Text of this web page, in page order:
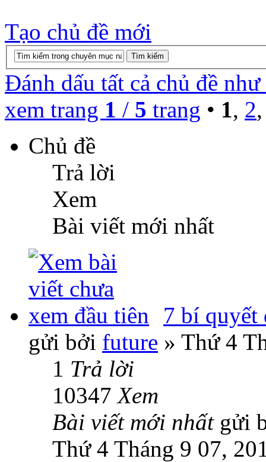
Tạo chủ đề mới
Đánh dấu tất cả chủ đề
xem trang 1 / 5 trang • 1, 2
Chủ đề
Trả lời
Xem
Bài viết mới nhất
7 bí quyết
gửi bởi future » Thứ 4
1 Trả lời
10347Xem
Bài viết mới nhất gửi
Thứ 4 Tháng 9 07,